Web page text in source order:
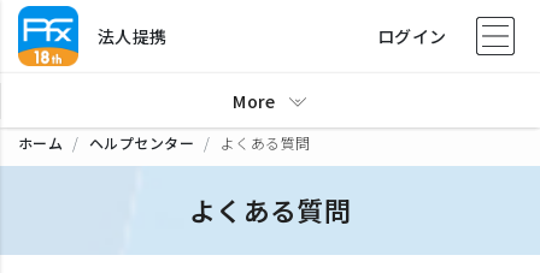
法人提携 ログイン
More
ホーム ヘルプセンター よくある質問
よくある質問